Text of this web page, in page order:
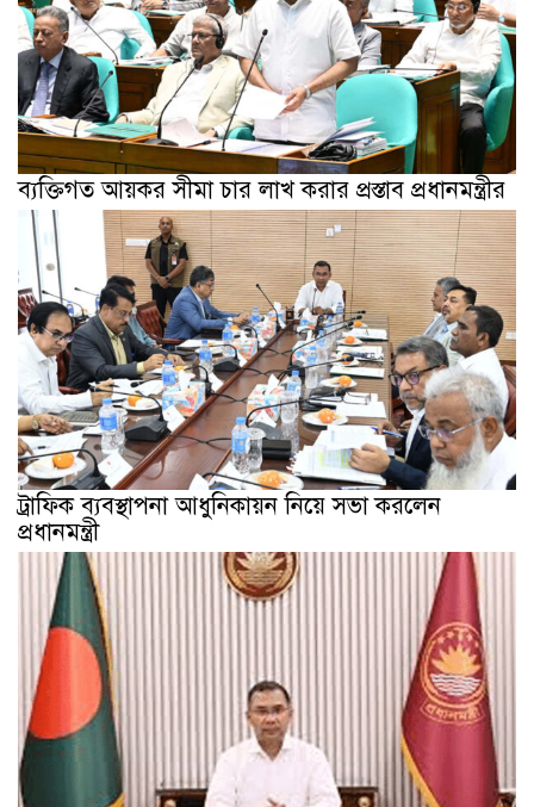
ব্যক্তিগত আয়কর সীমা চার লাখ করার প্রস্তাব প্রধানমন্ত্রীর
ট্রাফিক ব্যবস্থাপনা আধুনিকায়ন নিয়ে সভা করলেন
প্রধানমন্ত্রী